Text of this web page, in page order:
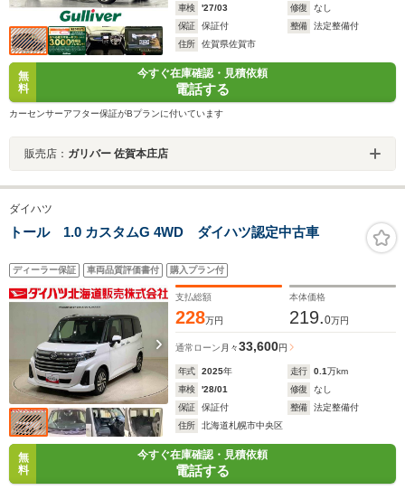
車検
'27/03 修復
なし
保証
保証付 整備
法定整備付
住所
佐賀県佐賀市
無
料
今すぐ在庫確認・見積依頼
電話する
カーセンサーアフター保証がBプランに付いています
販売店： ガリバー 佐賀本庄店
ダイハツ
トール 1.0 カスタムG 4WD ダイハツ認定中古車
ディーラー保証 車両品質評価書付 購入プラン付
支払総額
228万円
本体価格
219.0万円
通常ローン 月々33,600円
年式 2025年 走行 0.1万km
車検
'28/01 修復
なし
保証
保証付 整備
法定整備付
住所
北海道札幌市中央区
無
料
今すぐ在庫確認・見積依頼
電話する